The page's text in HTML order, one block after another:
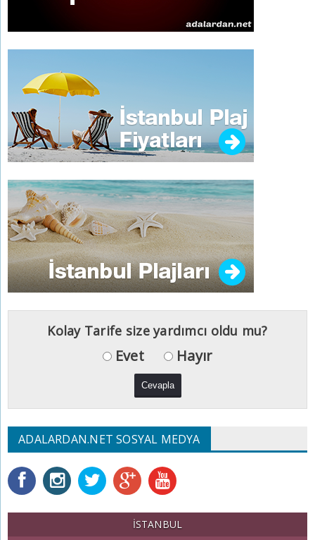
Kolay Tarife size yardımcı oldu mu?
Evet Hayır
ADALARDAN.NET SOSYAL MEDYA
İSTANBUL